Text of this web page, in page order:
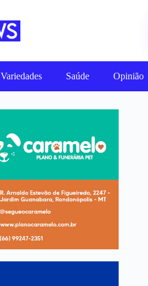
Variedades Saúde Opinião